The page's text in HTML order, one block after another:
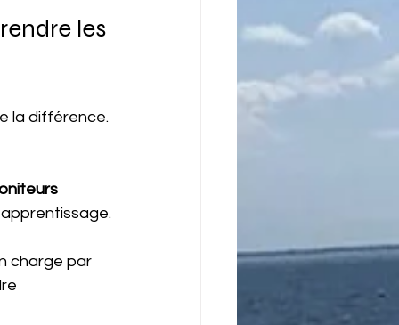
les
la différence.
charge par